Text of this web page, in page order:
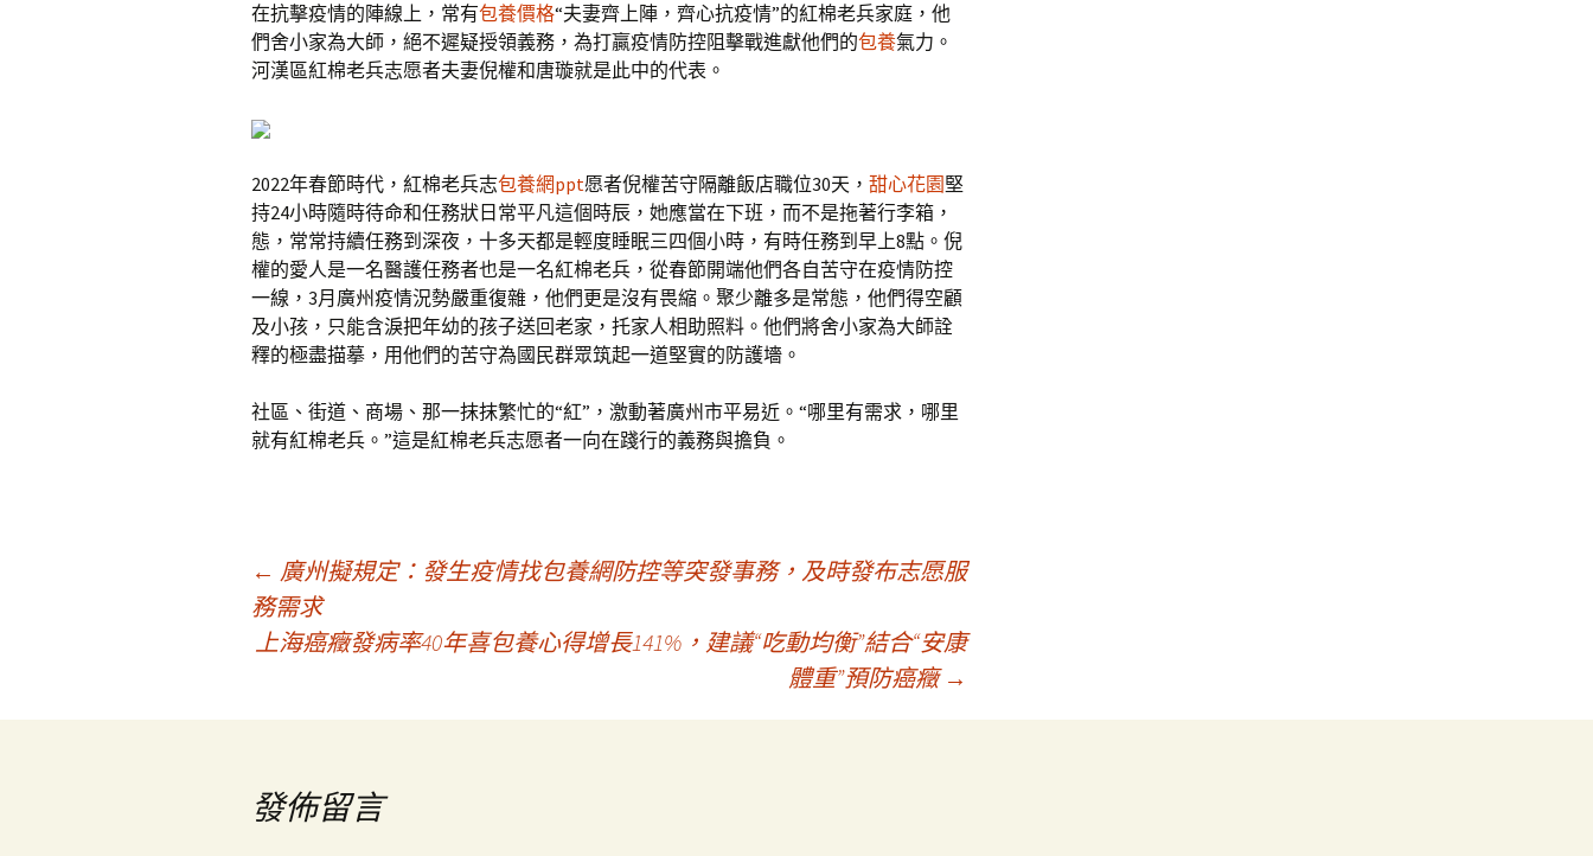
在抗擊疫情的陣線上，常有包養價格“夫妻齊上陣，齊心抗疫情”的紅棉老兵家庭，他
們舍小家為大師，絕不遲疑授領義務，為打贏疫情防控阻擊戰進獻他們的包養氣力。
河漢區紅棉老兵志愿者夫妻倪權和唐璇就是此中的代表。
2022年春節時代，紅棉老兵志包養網ppt愿者倪權苦守隔離飯店職位30天， 甜心花園堅
持24小時隨時待命和任務狀日常平凡這個時辰，她應當在下班，而不是拖著行李箱，
態，常常持續任務到深夜，十多天都是輕度睡眠三四個小時，有時任務到早上8點。倪
權的愛人是一名醫護任務者也是一名紅棉老兵，從春節開端他們各自苦守在疫情防控
一線，3月廣州疫情況勢嚴重復雜，他們更是沒有畏縮。聚少離多是常態，他們得空顧
及小孩，只能含淚把年幼的孩子送回老家，托家人相助照料。他們將舍小家為大師詮
釋的極盡描摹，用他們的苦守為國民群眾筑起一道堅實的防護墻。
社區、街道、商場、那一抹抹繁忙的“紅”，激動著廣州市平易近。“哪里有需求，哪里
就有紅棉老兵。”這是紅棉老兵志愿者一向在踐行的義務與擔負。
導
← 廣州擬規定：發生疫情找包養網防控等突發事務，及時發布志愿服
務需求
上海癌癥發病率40年喜包養心得增長141%，建議“吃動均衡”結合“安康
體重”預防癌癥 →
發佈留言